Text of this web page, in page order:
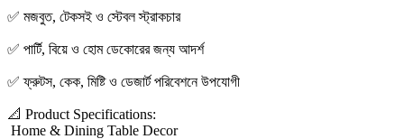
✅ মজবুত, টেকসই ও স্টেবল স্ট্রাকচার
✅ পার্টি, বিয়ে ও হোম ডেকোরের জন্য আদর্শ
✅ ফ্রুটস, কেক, মিষ্টি ও ডেজার্ট পরিবেশনে উপযোগী
📐 Product Specifications:
Home & Dining Table Decor